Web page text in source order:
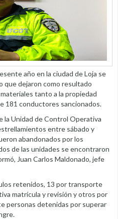
año en la ciudad de Loja se
que dejaron como resultado
tanto a la propiedad
181 conductores sancionados.
la Unidad de Control Operativa
entre sábado y
abandonados por los
de las unidades se encontraron
Juan Carlos Maldonado, jefe
retenidos, 13 por transporte
matrícula y revisión y otros por
personas detenidas por superar